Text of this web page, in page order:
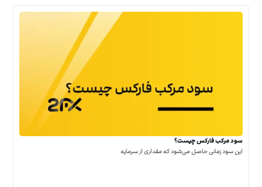
سود مرکب فارکس چیست؟
این سود زمانی حاصل می‌شود که مقداری از سرمایه